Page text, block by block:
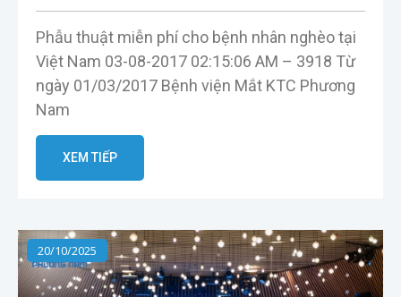
Phẫu thuật miễn phí cho bệnh nhân nghèo tại
Việt Nam 03-08-2017 02:15:06 AM – 3918 Từ
ngày 01/03/2017 Bệnh viện Mắt KTC Phương
Nam
XEM TIẾP
20/10/2025